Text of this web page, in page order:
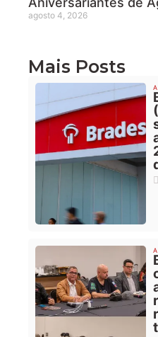
agosto 4, 2026
Mais Posts